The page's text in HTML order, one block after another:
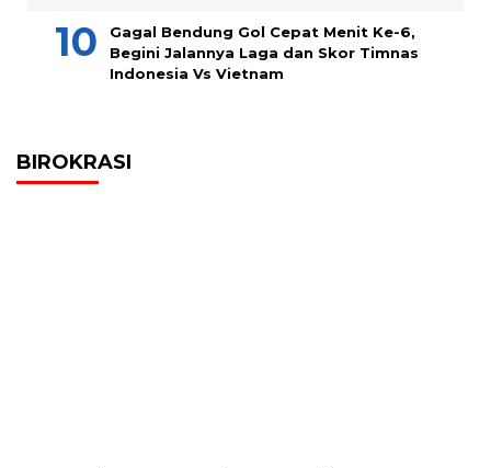
Gagal Bendung Gol Cepat Menit Ke-6,
Begini Jalannya Laga dan Skor Timnas
Indonesia Vs Vietnam
BIROKRASI